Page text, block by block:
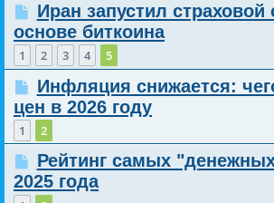
Иран запустил страховой
основе биткоина
1 2 3 4 5
Инфляция снижается:
цен в 2026 году
1 2
Рейтинг самых
2025 года